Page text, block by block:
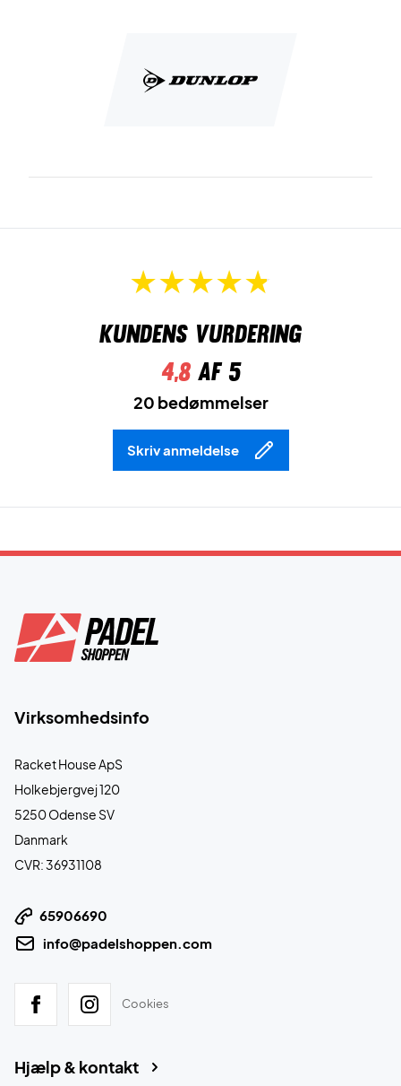
Kundens vurdering
4,8af 5
20 bedømmelser
Skriv anmeldelse
Virksomhedsinfo
Racket House ApS
Holkebjergvej 120
5250 Odense SV
Danmark
CVR: 36931108
65906690
info@padelshoppen.com
Cookies
Hjælp & kontakt